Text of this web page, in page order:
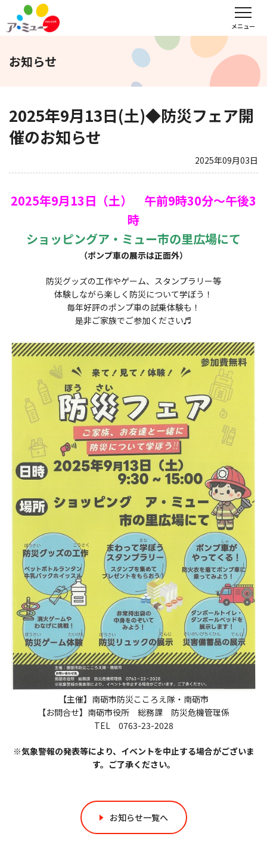
メニュー
フロアガイド レンタル会議室予約
サンキュー
福野タウンホテル
WEBチラシ アクセス 営業時間・定休日
求人情報
お知らせ
2025年9月13日(土)◆防災フェア開
催のお知らせ
2025年09月03日
2025年9月13日（土） 午前9時30分～午後3
時
ショッピングア・ミュー市の里広場にて
（ポンプ車の展示は正面外）
防災グッズの工作やゲーム、スタンプラリー等
体験しながら楽しく防災について学ぼう！
毎年好評のポンプ車の試乗体験も！
是非ご家族でご参加ください♬
【主催】南砺市防災こころえ隊・南砺市
【お問合せ】南砺市役所 総務課 防災危機管理係
TEL 0763-23-2028
※気象警報の発表等により、イベントを中止する場合がございま
す。ご了承ください。
お知らせ一覧へ